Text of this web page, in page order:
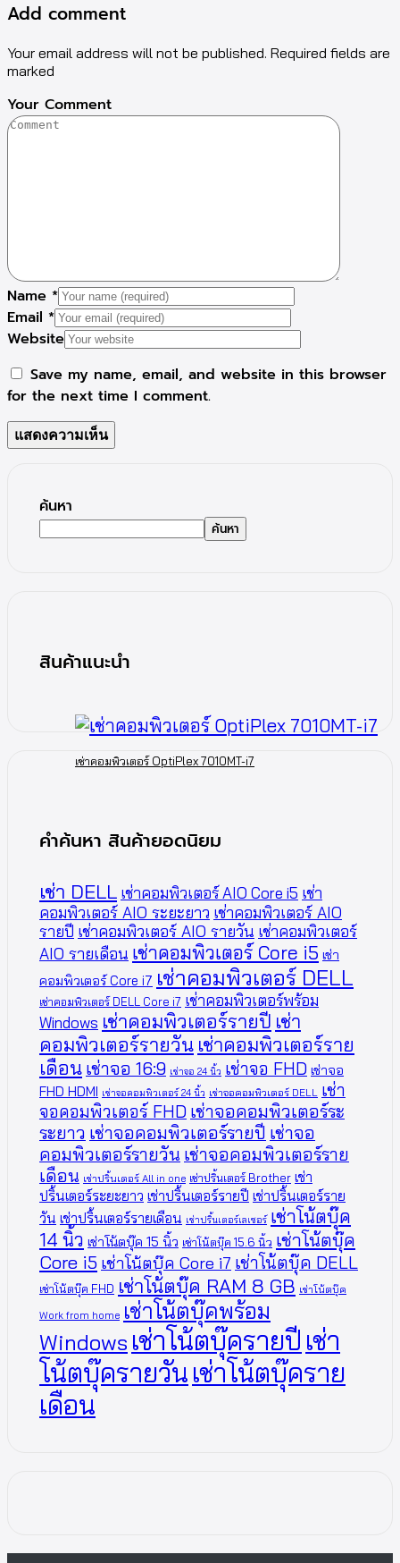
Add comment
Your email address will not be published. Required fields are
marked
Your Comment
Name *
Email *
Website
Save my name, email, and website in this browser
for the next time I comment.
ค้นหา
ค้นหา
สินค้าแนะนำ
เช่าคอมพิวเตอร์ OptiPlex 7010MT-i7
คำค้นหา สินค้ายอดนิยม
เช่า DELL เช่าคอมพิวเตอร์ AIO Core i5 เช่า
คอมพิวเตอร์ AIO ระยะยาว เช่าคอมพิวเตอร์ AIO
รายปี เช่าคอมพิวเตอร์ AIO รายวัน เช่าคอมพิวเตอร์
AIO รายเดือน เช่าคอมพิวเตอร์ Core i5 เช่า
คอมพิวเตอร์ Core i7 เช่าคอมพิวเตอร์ DELL
เช่าคอมพิวเตอร์ DELL Core i7 เช่าคอมพิวเตอร์พร้อม
Windows เช่าคอมพิวเตอร์รายปี เช่า
คอมพิวเตอร์รายวัน เช่าคอมพิวเตอร์ราย
เดือน เช่าจอ 16:9 เช่าจอ 24 นิ้ว เช่าจอ FHD เช่าจอ
FHD HDMI เช่าจอคอมพิวเตอร์ 24 นิ้ว เช่าจอคอมพิวเตอร์ DELL
เช่า
จอคอมพิวเตอร์ FHD เช่าจอคอมพิวเตอร์ระ
ระยาว เช่าจอคอมพิวเตอร์รายปี เช่าจอ
คอมพิวเตอร์รายวัน เช่าจอคอมพิวเตอร์ราย
เดือน เช่าปริ้นเตอร์ All in one เช่าปริ้นเตอร์ Brother เช่า
ปริ้นเตอร์ระยะยาว เช่าปริ้นเตอร์รายปี เช่าปริ้นเตอร์ราย
วัน เช่าปริ้นเตอร์รายเดือน เช่าปริ้นเตอร์เลเซอร์ เช่าโน้ตบุ๊ค
14 นิ้ว เช่าโน้ตบุ๊ค 15 นิ้ว เช่าโน้ตบุ๊ค 15.6 นิ้ว เช่าโน้ตบุ๊ค
Core i5 เช่าโน้ตบุ๊ค Core i7 เช่าโน้ตบุ๊ค DELL
เช่าโน้ตบุ๊ค FHD เช่าโน้ตบุ๊ค RAM 8 GB เช่าโน้ตบุ๊ค
Work from home เช่าโน้ตบุ๊คพร้อม
Windows เช่าโน้ตบุ๊ครายปี เช่า
โน้ตบุ๊ครายวันเช่าโน้ตบุ๊คราย
เดือน